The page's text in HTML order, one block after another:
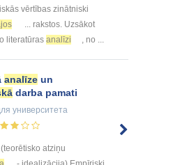
vērtības zinātniski
... rakstos. Uzsākot
literatūras analīzi , no ...
analīze un
darba pamati
университета
atziņu